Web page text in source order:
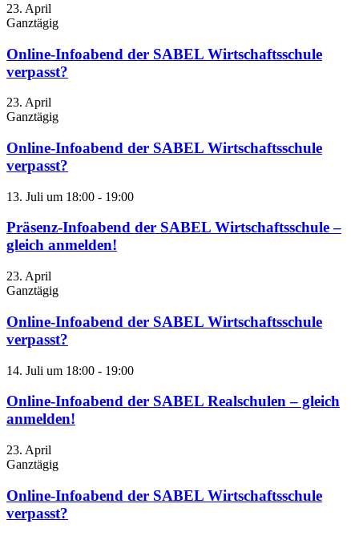
23. April
Ganztägig
Online-Infoabend der SABEL Wirtschaftsschule
verpasst?
23. April
Ganztägig
Online-Infoabend der SABEL Wirtschaftsschule
verpasst?
13. Juli um 18:00 - 19:00
Präsenz-Infoabend der SABEL Wirtschaftsschule –
gleich anmelden!
23. April
Ganztägig
Online-Infoabend der SABEL Wirtschaftsschule
verpasst?
14. Juli um 18:00 - 19:00
Online-Infoabend der SABEL Realschulen – gleich
anmelden!
23. April
Ganztägig
Online-Infoabend der SABEL Wirtschaftsschule
verpasst?